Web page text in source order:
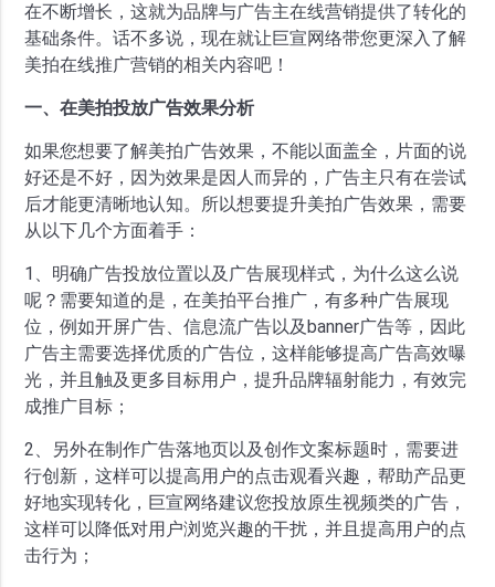
在不断增长，这就为品牌与广告主在线营销提供了转化的
基础条件。话不多说，现在就让巨宣网络带您更深入了解
美拍在线推广营销的相关内容吧！
一、在美拍投放广告效果分析
如果您想要了解美拍广告效果，不能以面盖全，片面的说
好还是不好，因为效果是因人而异的，广告主只有在尝试
后才能更清晰地认知。所以想要提升美拍广告效果，需要
从以下几个方面着手：
1、明确广告投放位置以及广告展现样式，为什么这么说
呢？需要知道的是，在美拍平台推广，有多种广告展现
位，例如开屏广告、信息流广告以及banner广告等，因此
广告主需要选择优质的广告位，这样能够提高广告高效曝
光，并且触及更多目标用户，提升品牌辐射能力，有效完
成推广目标；
2、另外在制作广告落地页以及创作文案标题时，需要进
行创新，这样可以提高用户的点击观看兴趣，帮助产品更
好地实现转化，巨宣网络建议您投放原生视频类的广告，
这样可以降低对用户浏览兴趣的干扰，并且提高用户的点
击行为；